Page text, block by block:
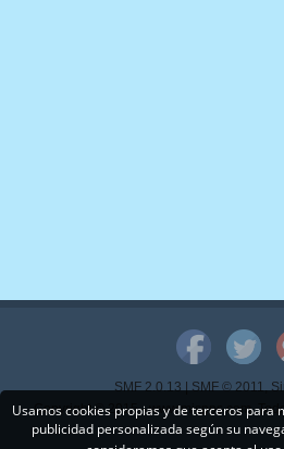
SMF 2.0.13|SMF © 2011,
Copyright © 2015 - www.mispps.com.
Usamos cookies propias y de terceros para
publicidad personalizada según su